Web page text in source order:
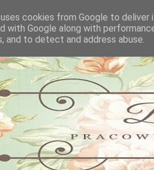
cookies from Google to deliver
with Google along with
and to detect and address abuse.